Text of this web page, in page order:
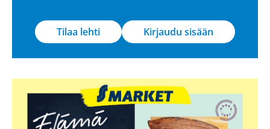
Tilaa lehti Kirjaudu sisään